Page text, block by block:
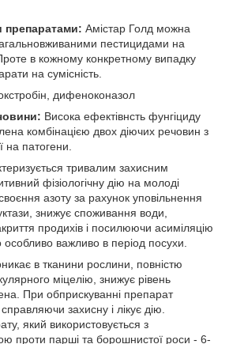
препаратами: Амістар Голд можна
пестицидами на
Проте в кожному конкретному випадку
на сумісність.
дифеноконазол
Висока ефектівнсть фунгіциду
​​комбінацією двох діючих речовин з
на патогени.
тривалим захисним
фізіологічну дію на молоді
азоту за рахунок уповільнення
знижує споживання води,
продихів і посилюючи асиміляцію
особливо важливо в період посухи.
в тканини рослини, повністю
міцелію, знижує рівень
При обприскуванні препарат
захисну і лікує дію.
який використовується з
проти парші та борошнистої роси - 6-